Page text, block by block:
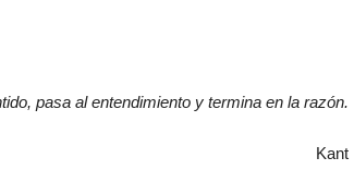
pasa al entendimiento y termina en la razón.
Kant